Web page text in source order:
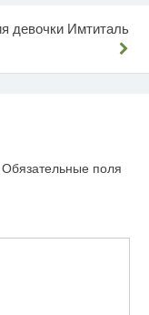
девочки Имтиталь
Обязательные поля